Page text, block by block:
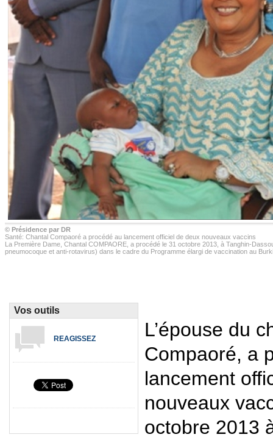
© Présidence par DR
Santé: Chantal Compaoré a procédé au lancement officiel de deux nouveaux vaccins
La Première Dame, Chantal COMPAORE, a procédé le 31 octobre 2013, à Tanghin-
pneumocoque et anti-rotavirus) dans le cadre du Programme élargi de vaccination au
Vos outils
REAGISSEZ
L’épouse du
Compaoré, a
lancement
nouveaux
octobre 2013